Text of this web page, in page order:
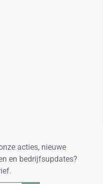
acties, nieuwe
en bedrijfsupdates?